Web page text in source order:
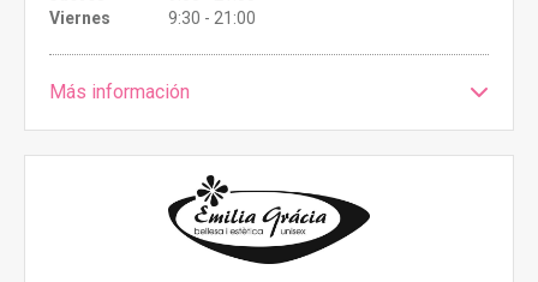
Viernes
9:30 - 21:00
Más información